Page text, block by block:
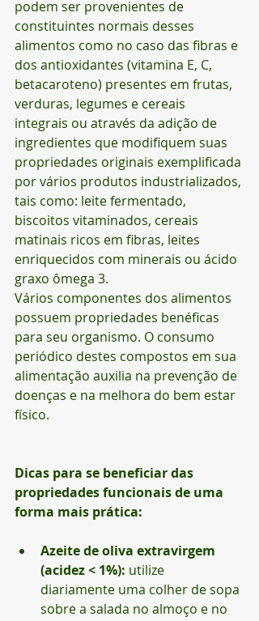
podem ser provenientes de
constituintes normais desses
alimentos como no caso das fibras e
dos antioxidantes (vitamina E, C,
betacaroteno) presentes em frutas,
verduras, legumes e cereais
integrais ou através da adição de
ingredientes que modifiquem suas
propriedades originais exemplificada
por vários produtos industrializados,
tais como: leite fermentado,
biscoitos vitaminados, cereais
matinais ricos em fibras, leites
enriquecidos com minerais ou ácido
graxo ômega 3.
Vários componentes dos alimentos
possuem propriedades benéficas
para seu organismo. O consumo
periódico destes compostos em sua
alimentação auxilia na prevenção de
doenças e na melhora do bem estar
físico.
Dicas para se beneficiar das
propriedades funcionais de uma
forma mais prática:
Azeite de oliva extravirgem
(acidez < 1%): utilize
diariamente uma colher de sopa
sobre a salada no almoço e no